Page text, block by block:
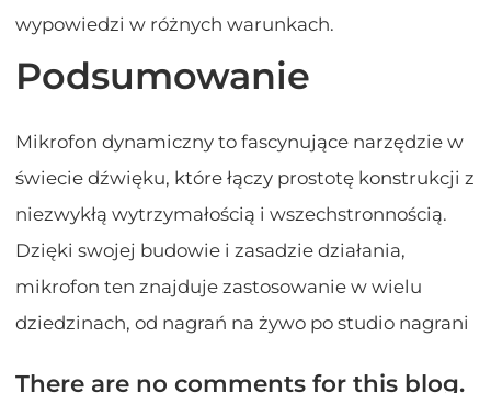
wypowiedzi w różnych warunkach.
Podsumowanie
Mikrofon dynamiczny to fascynujące narzędzie w
świecie dźwięku, które łączy prostotę konstrukcji z
niezwykłą wytrzymałością i wszechstronnością.
Dzięki swojej budowie i zasadzie działania,
mikrofon ten znajduje zastosowanie w wielu
dziedzinach, od nagrań na żywo po studio nagrani
There are no comments for this blog.